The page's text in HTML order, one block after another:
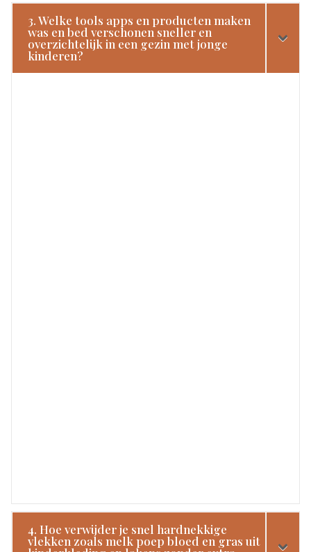
3. Welke tools apps en producten maken
was en bed verschonen sneller en
overzichtelijk in een gezin met jonge
kinderen?
4. Hoe verwijder je snel hardnekkige
vlekken zoals melk poep bloed en gras uit